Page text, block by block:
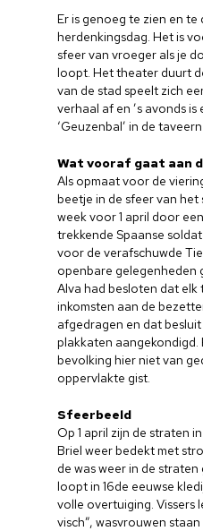
Er is genoeg te zien en te
herdenkingsdag. Het is
sfeer van vroeger als je
loopt. Het theater duurt
van de stad speelt zich
verhaal af en ’s avonds
‘Geuzenbal’ in de
Wat vooraf gaat aan
Als opmaat voor de
beetje in de sfeer van het
week voor 1 april door
trekkende Spaanse
voor de verafschuwde
openbare gelegenheden
Alva had besloten dat elk
inkomsten aan de
afgedragen en dat
plakkaten aangekondigd.
bevolking hier niet van
oppervlakte gist.
Sfeerbeeld
Op 1 april zijn de straten
Briel weer bedekt met
de was weer in de
loopt in 16de eeuwse
volle overtuiging. Vissers
visch”, wasvrouwen